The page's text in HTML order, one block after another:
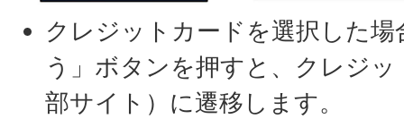
クレジットカードを選択した
う」ボタンを押すと、クレジ
部サイト）に遷移します。